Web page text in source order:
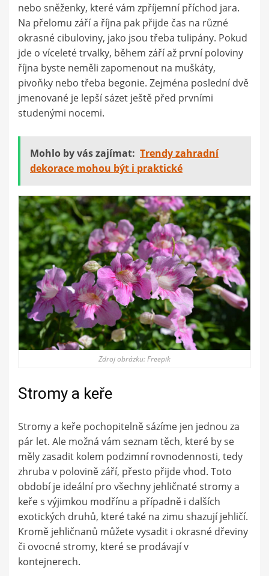
nebo sněženky, které vám zpříjemní příchod jara.
Na přelomu září a října pak přijde čas na různé
okrasné cibuloviny, jako jsou třeba tulipány. Pokud
jde o víceleté trvalky, během září až první poloviny
října byste neměli zapomenout na muškáty,
pivoňky nebo třeba begonie. Zejména poslední dvě
jmenované je lepší sázet ještě před prvními
studenými nocemi.
Mohlo by vás zajímat: Trendy zahradní
dekorace mohou být i praktické
Zdroj obrázku: Freepik
Stromy a keře
Stromy a keře pochopitelně sázíme jen jednou za
pár let. Ale možná vám seznam těch, které by se
měly zasadit kolem podzimní rovnodennosti, tedy
zhruba v polovině září, přesto přijde vhod. Toto
období je ideální pro všechny jehličnaté stromy a
keře s výjimkou modřínu a případně i dalších
exotických druhů, které také na zimu shazují jehličí.
Kromě jehličnanů můžete vysadit i okrasné dřeviny
či ovocné stromy, které se prodávají v
kontejnerech.